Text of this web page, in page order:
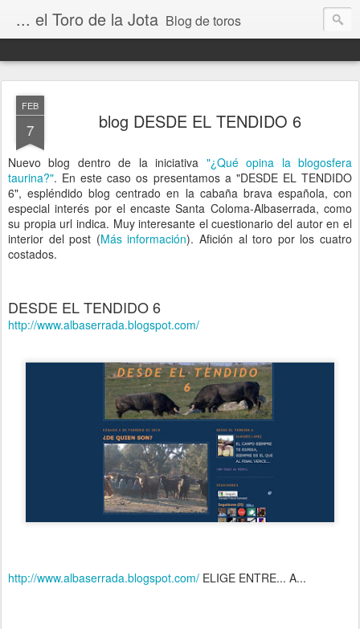
... el Toro de la Jota Blog de toros
FEB
7 blog DESDE EL TENDIDO 6
Nuevo blog dentro de la iniciativa "¿Qué opina la blogosfera
taurina?". En este caso os presentamos a "DESDE EL TENDIDO
6", espléndido blog centrado en la cabaña brava española, con
especial interés por el encaste Santa Coloma-Albaserrada, como
su propia url indica. Muy interesante el cuestionario del autor en el
interior del post (Más información). Afición al toro por los cuatro
costados.
DESDE EL TENDIDO 6
http://www.albaserrada.blogspot.com/
http://www.albaserrada.blogspot.com/ ELIGE ENTRE... A...